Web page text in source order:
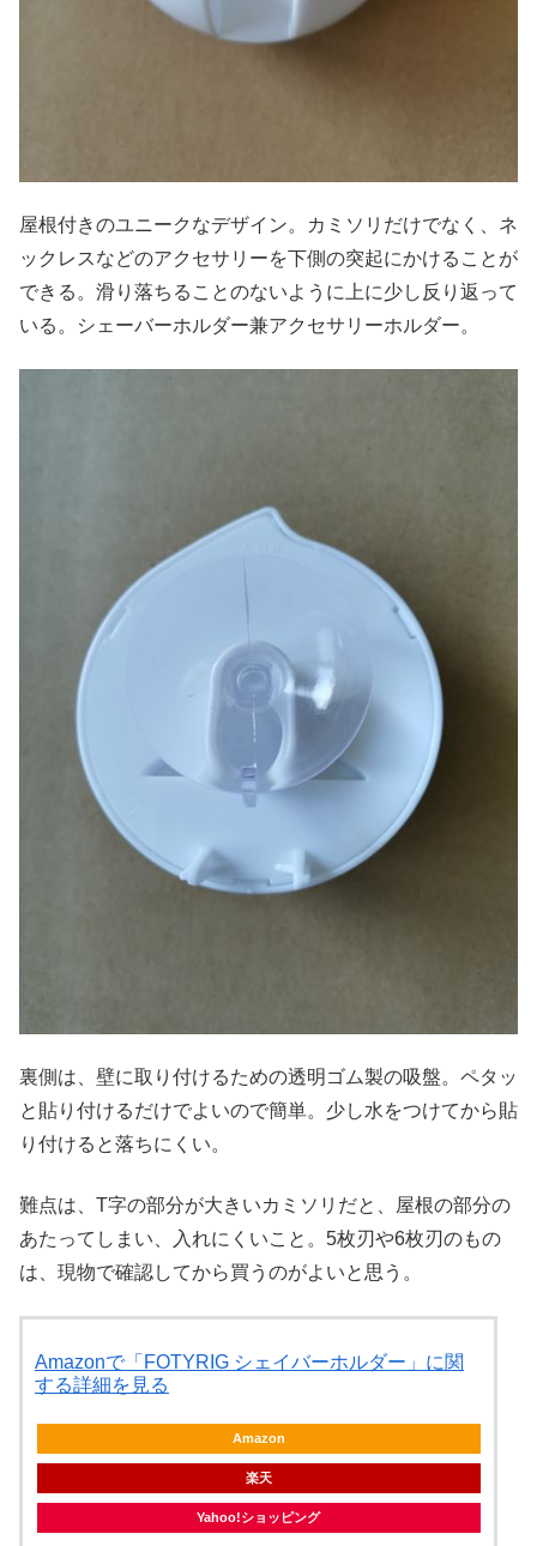
屋根付きのユニークなデザイン。カミソリだけでなく、ネ
ックレスなどのアクセサリーを下側の突起にかけることが
できる。滑り落ちることのないように上に少し反り返って
いる。シェーバーホルダー兼アクセサリーホルダー。
裏側は、壁に取り付けるための透明ゴム製の吸盤。ペタッ
と貼り付けるだけでよいので簡単。少し水をつけてから貼
り付けると落ちにくい。
難点は、T字の部分が大きいカミソリだと、屋根の部分の
あたってしまい、入れにくいこと。5枚刃や6枚刃のもの
は、現物で確認してから買うのがよいと思う。
Amazonで「FOTYRIG シェイバーホルダー」に関
する詳細を見る
Amazon
楽天
Yahoo!ショッピング